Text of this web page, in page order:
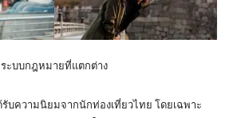
ะบบกฎหมายที่แตกต่าง
บความนิยมจากนักท่องเที่ยวไทย โดยเฉพาะ